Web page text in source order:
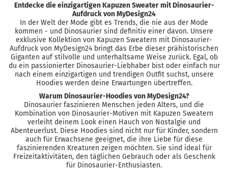
Entdecke die einzigartigen Kapuzen Sweater mit Dinosaurier-
Aufdruck von MyDesign24
In der Welt der Mode gibt es Trends, die nie aus der Mode
kommen - und Dinosaurier sind definitiv einer davon. Unsere
exklusive Kollektion von Kapuzen Sweatern mit Dinosaurier-
Aufdruck von MyDesign24 bringt das Erbe dieser prähistorischen
Giganten auf stilvolle und unterhaltsame Weise zurück. Egal, ob
du ein passionierter Dinosaurier-Liebhaber bist oder einfach nur
nach einem einzigartigen und trendigen Outfit suchst, unsere
Hoodies werden deine Erwartungen übertreffen.
Warum Dinosaurier-Hoodies von MyDesign24?
Dinosaurier faszinieren Menschen jeden Alters, und die
Kombination von Dinosaurier-Motiven mit Kapuzen Sweatern
verleiht deinem Look einen Hauch von Nostalgie und
Abenteuerlust. Diese Hoodies sind nicht nur für Kinder, sondern
auch für Erwachsene geeignet, die ihre Liebe für diese
faszinierenden Kreaturen zeigen möchten. Sie sind ideal für
Freizeitaktivitäten, den täglichen Gebrauch oder als Geschenk
für Dinosaurier-Enthusiasten.